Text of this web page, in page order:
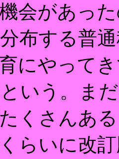
会があっ
布する普
にやって
いう。ま
くさんあ
らいに改